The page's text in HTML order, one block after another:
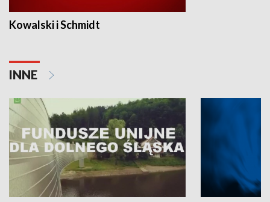
Kowalski i Schmidt
INNE